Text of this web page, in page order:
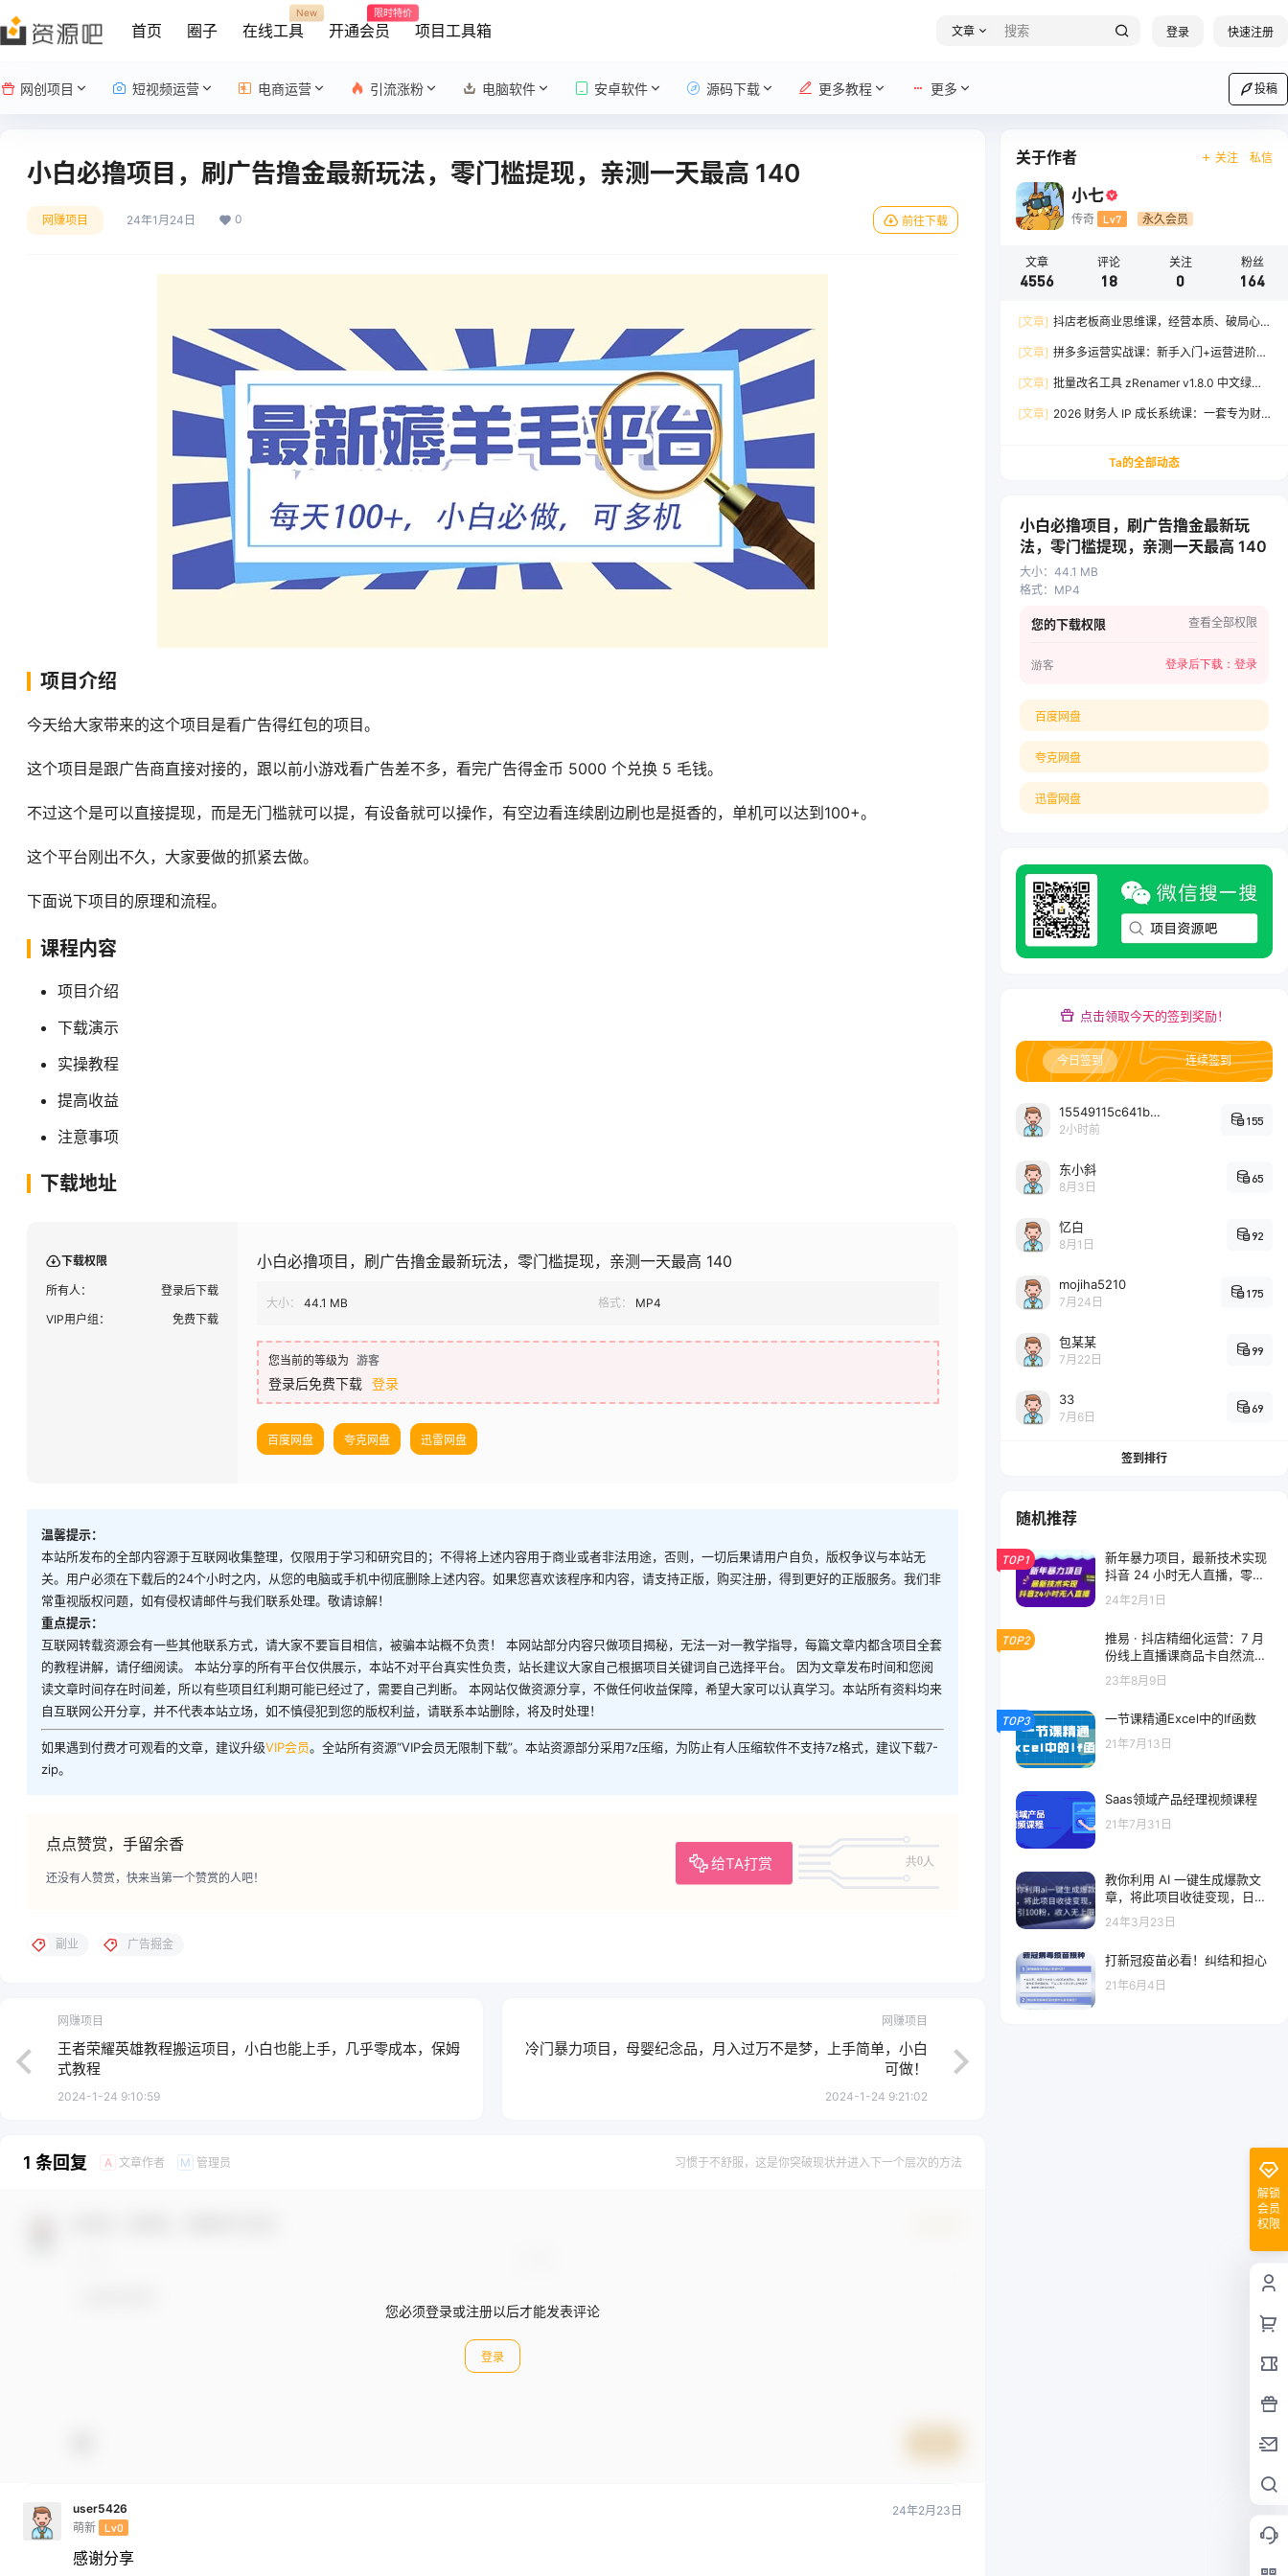
首页 圈子 在线工具
New
开通会员
限时特价
项目工具箱 文章 登录 快速注册
网创项目 短视频运营 电商运营 引流涨粉 电脑软件 安卓软件 源码下载 更多教程 更多 投稿
小白必撸项目，刷广告撸金最新玩法，零门槛提现，亲测一天最高 140
网赚项目 24年1月24日 0 前往下载
项目介绍
今天给大家带来的这个项目是看广告得红包的项目。
这个项目是跟广告商直接对接的，跟以前小游戏看广告差不多，看完广告得金币 5000 个兑换 5 毛钱。
不过这个是可以直接提现，而是无门槛就可以提，有设备就可以操作，有空边看连续剧边刷也是挺香的，单机可以达到100+。
这个平台刚出不久，大家要做的抓紧去做。
下面说下项目的原理和流程。
课程内容
项目介绍
下载演示
实操教程
提高收益
注意事项
下载地址
下载权限
所有人：
登录后下载
VIP用户组：
免费下载
小白必撸项目，刷广告撸金最新玩法，零门槛提现，亲测一天最高 140
大小： 44.1 MB 格式： MP4
您当前的等级为 游客
登录后免费下载 登录
百度网盘 夸克网盘 迅雷网盘
温馨提示：
本站所发布的全部内容源于互联网收集整理，仅限用于学习和研究目的；不得将上述内容用于商业或者非法用途，否则，一切后果请用户自负，版权争议与本站无
关。用户必须在下载后的24个小时之内，从您的电脑或手机中彻底删除上述内容。如果您喜欢该程序和内容，请支持正版，购买注册，得到更好的正版服务。我们非
常重视版权问题，如有侵权请邮件与我们联系处理。敬请谅解！
重点提示：
互联网转载资源会有一些其他联系方式，请大家不要盲目相信，被骗本站概不负责！ 本网站部分内容只做项目揭秘，无法一对一教学指导，每篇文章内都含项目全套
的教程讲解，请仔细阅读。 本站分享的所有平台仅供展示，本站不对平台真实性负责，站长建议大家自己根据项目关键词自己选择平台。 因为文章发布时间和您阅
读文章时间存在时间差，所以有些项目红利期可能已经过了，需要自己判断。 本网站仅做资源分享，不做任何收益保障，希望大家可以认真学习。本站所有资料均来
自互联网公开分享，并不代表本站立场，如不慎侵犯到您的版权利益，请联系本站删除，将及时处理！
如果遇到付费才可观看的文章，建议升级VIP会员。全站所有资源“VIP会员无限制下载”。本站资源部分采用7z压缩，为防止有人压缩软件不支持7z格式，建议下载7-
zip。
点点赞赏，手留余香
给TA打赏 共0人
还没有人赞赏，快来当第一个赞赏的人吧！
副业 广告掘金
网赚项目
王者荣耀英雄教程搬运项目，小白也能上手，几乎零成本，保姆
式教程
2024-1-24 9:10:59
网赚项目
冷门暴力项目，母婴纪念品，月入过万不是梦，上手简单，小白
可做！
2024-1-24 9:21:02
1 条回复 A 文章作者 M 管理员 习惯于不舒服，这是你突破现状并进入下一个层次的方法
您必须登录或注册以后才能发表评论
登录
user5426
萌新 Lv0
24年2月23日
感谢分享
关于作者 关注 私信
小七
传奇 Lv7 永久会员
文章
4556
评论
18
关注
0
粉丝
164
[文章] 抖店老板商业思维课，经营本质、破局心
增
[文章] 拼多多运营实战课：新手入门+运营进阶、
出百单
[文章] 批量改名工具 zRenamer v1.8.0 中文绿色
[文章] 2026 财务人 IP 成长系统课：一套专为财
Ta的全部动态
小白必撸项目，刷广告撸金最新玩
法，零门槛提现，亲测一天最高 140
大小： 44.1 MB
格式： MP4
您的下载权限 查看全部权限
游客 登录后下载： 登录
百度网盘
夸克网盘
迅雷网盘
点击领取今天的签到奖励！
今日签到 连续签到
15549115c641bc6524e64d1d800349ec7396
2小时前
155
东小斜
8月3日
65
忆白
8月1日
92
mojiha5210
7月24日
175
包某某
7月22日
99
33
7月6日
69
签到排行
随机推荐
TOP1
新年暴力项目，最新技术实现
抖音 24 小时无人直播，零风
险不违规，每日躺赚 3000+
24年2月1日
TOP2
推易 · 抖店精细化运营：7 月
份线上直播课商品卡自然流推
荐流，起店高阶等玩法
23年8月9日
TOP3 一节课精通Excel中的If函数
21年7月13日
Saas领域产品经理视频课程
21年7月31日
教你利用 AI 一键生成爆款文
章，将此项目收徒变现，日引
100 粉，收入无上限
24年3月23日
打新冠疫苗必看！纠结和担心
21年6月4日
解锁
会员
权限